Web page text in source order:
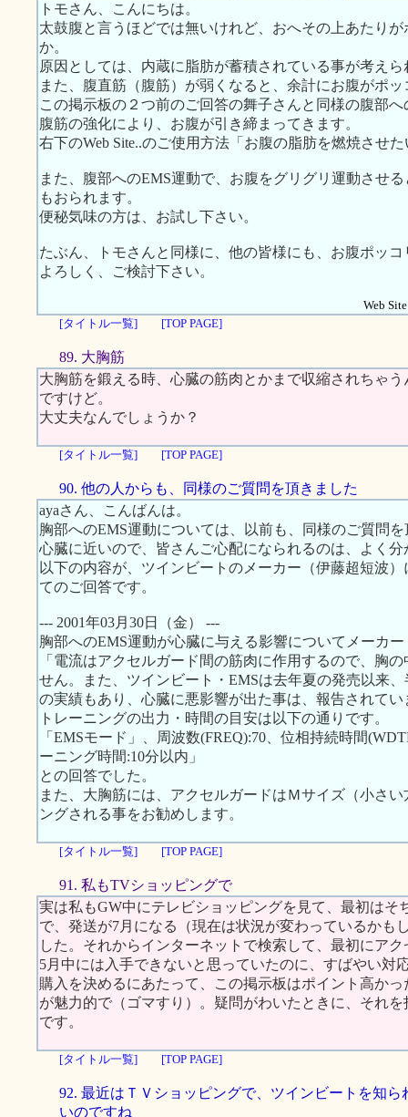
トモさん、こんにちは。
太鼓腹と言うほどでは無いけれど、おへその上あたり
か。
原因としては、内蔵に脂肪が蓄積されている事が考えら
また、腹直筋（腹筋）が弱くなると、余計にお腹がポ
この掲示板の２つ前のご回答の舞子さんと同様の腹部
腹筋の強化により、お腹が引き締まってきます。
右下のWeb Site..のご使用方法「お腹の脂肪を燃焼させ
また、腹部へのEMS運動で、お腹をグリグリ運動させ
もおられます。
便秘気味の方は、お試し下さい。
たぶん、トモさんと同様に、他の皆様にも、お腹ポッ
よろしく、ご検討下さい。
Web
[タイトル一覧]
[TOP PAGE]
89. 大胸筋
大胸筋を鍛える時、心臓の筋肉とかまで収縮されちゃ
ですけど。
大丈夫なんでしょうか？
[タイトル一覧] [TOP PAGE]
90. 他の人からも、同様のご質問を頂きました
ayaさん、こんばんは。
胸部へのEMS運動については、以前も、同様のご質問
心臓に近いので、皆さんご心配になられるのは、よく分
以下の内容が、ツインビートのメーカー（伊藤超短波
てのご回答です。
--- 2001年03月30日（金） ---
胸部へのEMS運動が心臓に与える影響についてメーカ
「電流はアクセルガード間の筋肉に作用するので、胸
せん。また、ツインビート・EMSは去年夏の発売以来
の実績もあり、心臓に悪影響が出た事は、報告されて
トレーニングの出力・時間の目安は以下の通りです。
「EMSモード」、周波数(FREQ):70、位相持続時間
ーニング時間:10分以内」
との回答でした。
また、大胸筋には、アクセルガードはＭサイズ（小さ
ングされる事をお勧めします。
[タイトル一覧] [TOP PAGE]
91. 私もTVショッピングで
実は私もGW中にテレビショッピングを見て、最初はそ
で、発送が7月になる（現在は状況が変わっているかも
した。それからインターネットで検索して、最初にア
5月中には入手できないと思っていたのに、すばやい対
購入を決めるにあたって、この掲示板はポイント高か
が魅力的で（ゴマすり）。疑問がわいたときに、それ
です。
[タイトル一覧] [TOP PAGE]
92. 最近はＴＶショッピングで、ツインビートを知ら
いのですね